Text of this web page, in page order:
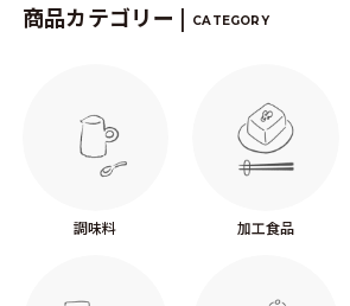
商品カテゴリー | CATEGORY
調味料 加工食品